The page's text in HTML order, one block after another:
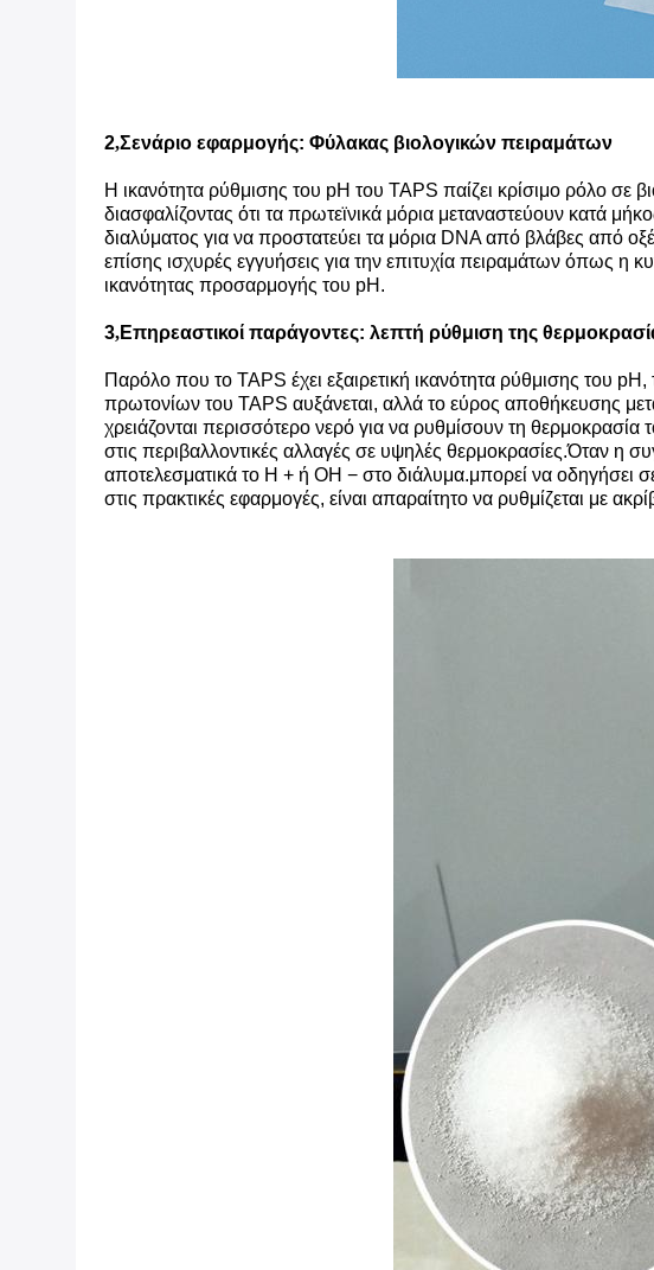
2,Σενάριο εφαρμογής: Φύλακας βιολογικών πειραμάτων
Η ικανότητα ρύθμισης του pH του TAPS παίζει κρίσιμο ρόλο σε
διασφαλίζοντας ότι τα πρωτεϊνικά μόρια μεταναστεύουν κατά
διαλύματος για να προστατεύει τα μόρια DNA από βλάβες από
επίσης ισχυρές εγγυήσεις για την επιτυχία πειραμάτων όπως η
ικανότητας προσαρμογής του pH.
3,Επηρεαστικοί παράγοντες: λεπτή ρύθμιση της
Παρόλο που το TAPS έχει εξαιρετική ικανότητα ρύθμισης του
πρωτονίων του TAPS αυξάνεται, αλλά το εύρος αποθήκευσης
χρειάζονται περισσότερο νερό για να ρυθμίσουν τη
στις περιβαλλοντικές αλλαγές σε υψηλές θερμοκρασίες.Όταν η
αποτελεσματικά το H + ή OH − στο διάλυμα.μπορεί να οδηγήσει
στις πρακτικές εφαρμογές, είναι απαραίτητο να ρυθμίζεται με